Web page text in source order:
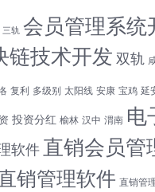
三轨 会员管理系统
链技术开发 双轨
复利 多级别 太阳线 安康 宝鸡 延
投资分红 榆林 汉中 渭南 电
软件 直销会员管
销管理软件 直销管